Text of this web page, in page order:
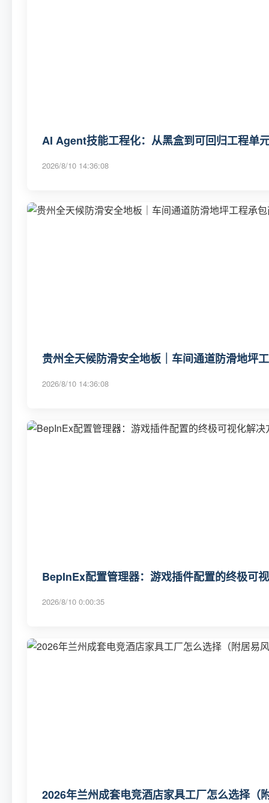
AI Agent技能工程化：从黑盒到可回归工程单
2026/8/10 14:36:08
贵州全天候防滑安全地板｜车间通道防滑地坪
2026/8/10 14:36:08
BepInEx配置管理器：游戏插件配置的终极可
2026/8/10 0:00:35
2026年兰州成套电竞酒店家具工厂怎么选择（